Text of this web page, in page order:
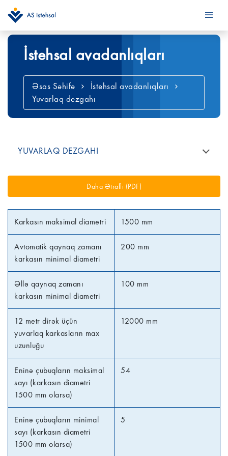
İstehsal avadanlıqları
Əsas Səhifə
İstehsal avadanlıqları
Yuvarlaq dezgahı
YUVARLAQ DEZGAHI
Daha Ətraflı (PDF)
Karkasın maksimal diametri 1500 mm
Avtomatik qaynaq zamanı
karkasın minimal diametri
200 mm
Əllə qaynaq zamanı
karkasın minimal diametri
100 mm
12 metr dirək üçün
yuvarlaq karkasların max
uzunluğu
12000 mm
Eninə çubuqların maksimal
sayı (karkasın diametri
1500 mm olarsa)
54
Eninə çubuqların minimal
sayı (karkasın diametri
1500 mm olarsa)
5